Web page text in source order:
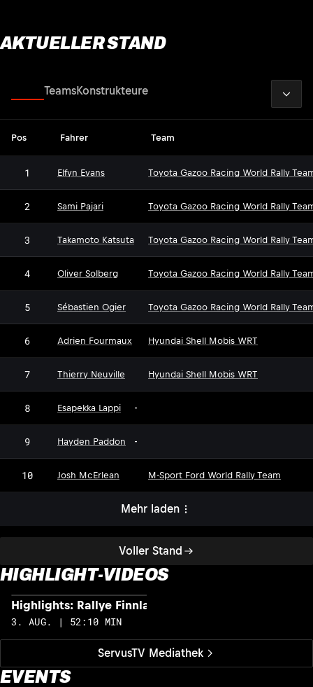
AKTUELLER STAND
Voller Stand
TeamsKonstrukteure
Pos Fahrer Team
1 Elfyn Evans Toyota Gazoo Racing World Rally
2 Sami Pajari Toyota Gazoo Racing World Rally
3 Takamoto Katsuta Toyota Gazoo Racing World Rally
4 Oliver Solberg Toyota Gazoo Racing World Rally
5 Sébastien Ogier Toyota Gazoo Racing World Rally
6 Adrien Fourmaux Hyundai Shell Mobis WRT
7 Thierry Neuville Hyundai Shell Mobis WRT
8 Esapekka Lappi -
9 Hayden Paddon -
10 Josh McErlean M-Sport Ford World Rally Team
Mehr laden
HIGHLIGHT-VIDEOS
ServusTV Mediathek
Highlights: Rallye Finnland
3. AUG. | 52:10 MIN
EVENTS